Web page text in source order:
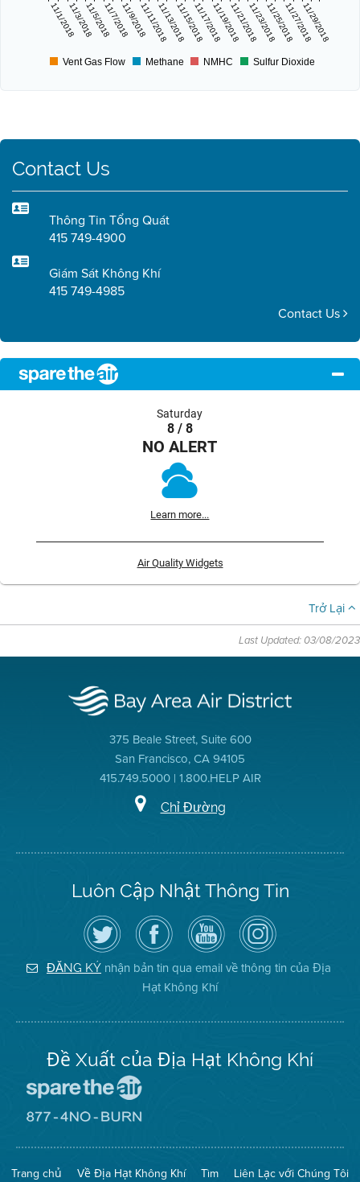
11/1/201811/3/201811/5/201811/7/201811/9/201811/11/201811/13/201811/15/201811/17/201811/19/201811/21/201811/23/201811/25/201811/27/201811/29/2018
Vent Gas Flow Methane NMHC Sulfur Dioxide
Contact Us
Thông Tin Tổng Quát
415 749-4900
Giám Sát Không Khí
415 749-4985
Contact Us
Saturday
8 / 8
NO ALERT
Learn more...
Air Quality Widgets
Trở Lại
Last Updated: 03/08/2023
375 Beale Street, Suite 600
San Francisco, CA 94105
415.749.5000 | 1.800.HELP AIR
Chỉ Đường
Luôn Cập Nhật Thông Tin
Hãy
theo
dõi
Địa
Hạt
Không
Truy
cập
Trang
Facebook
của
Địa
Hạt
Kênh
YouTube
của
Địa
Hạt
Không
Khí
Air
District
on
Instagram
ĐĂNG KÝ nhận bản tin qua email về thông tin của Địa
Hạt Không Khí
Đề Xuất của Địa Hạt Không Khí
The
(Bảo
Mạng
No
Trang chủ Về Địa Hạt Không Khí Tìm Liên Lạc với Chúng Tôi